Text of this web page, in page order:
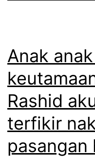
Anak
Rashid
terfikir
pasangan